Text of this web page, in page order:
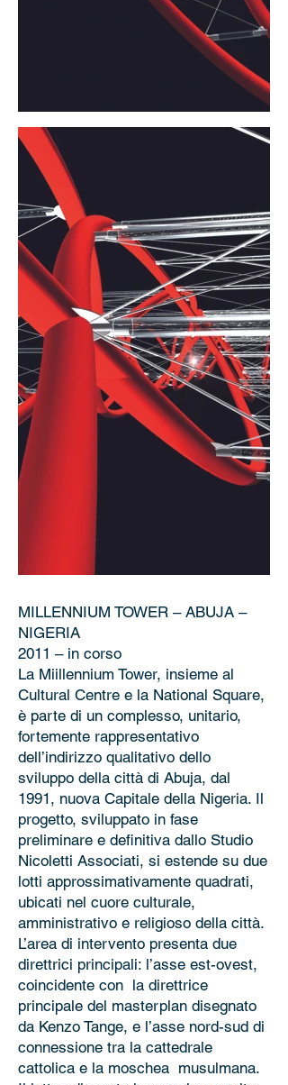
MILLENNIUM TOWER – ABUJA –
NIGERIA
2011 – in corso
La Miillennium Tower, insieme al
Cultural Centre e la National Square,
è parte di un complesso, unitario,
fortemente rappresentativo
dell’indirizzo qualitativo dello
sviluppo della città di Abuja, dal
1991, nuova Capitale della Nigeria. Il
progetto, sviluppato in fase
preliminare e definitiva dallo Studio
Nicoletti Associati, si estende su due
lotti approssimativamente quadrati,
ubicati nel cuore culturale,
amministrativo e religioso della città.
L’area di intervento presenta due
direttrici principali: l’asse est-ovest,
coincidente con la direttrice
principale del masterplan disegnato
da Kenzo Tange, e l’asse nord-sud di
connessione tra la cattedrale
cattolica e la moschea musulmana.